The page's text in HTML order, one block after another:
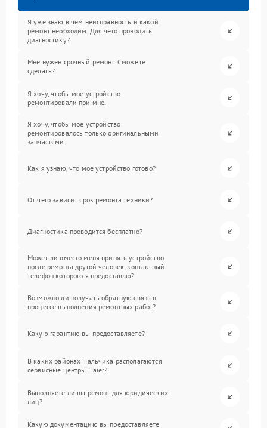
Я уже знаю в чем неисправность и какой
ремонт необходим. Для чего проводить
диагностику?
Мне нужен срочный ремонт. Сможете
сделать?
Я хочу, чтобы мое устройство
ремонтировали при мне.
Я хочу, чтобы мое устройство
ремонтировалось только оригинальными
запчастями.
Как я узнаю, что мое устройство готово?
От чего зависит срок ремонта техники?
Диагностика проводится бесплатно?
Может ли вместо меня принять устройство
после ремонта другой человек, контактный
телефон которого я предоставлю?
Возможно ли получать обратную связь в
процессе выполнения ремонтных работ?
Какую гарантию вы предоставляете?
В каких районах Нальчика располагаются
сервисные центры Haier?
Выполняете ли вы ремонт для юридических
лиц?
Какую документацию вы предоставляете